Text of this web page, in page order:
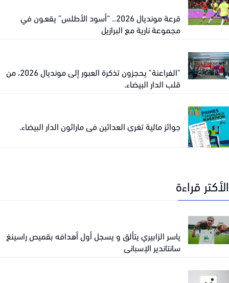
قرعة مونديال 2026.. “أسود الأطلس” يقعـون في
مجموعة نارية مع البرازيل
"الفراعنة" يحجزون تذكرة العبور إلى مونديال 2026، من
قلب الدار البيضاء.
جوائز مالية تغري العدائين في ماراثون الدار البيضاء.
قراءة
ياسر الزابيري يتألق و يسجل أول أهدافه بقميص راسينغ
سانتاندير الإسباني